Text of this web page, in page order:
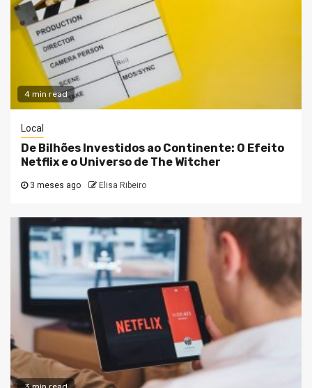
4 min read
Local
De Bilhões Investidos ao Continente: O Efeito
Netflix e o Universo de The Witcher
3 meses ago Elisa Ribeiro